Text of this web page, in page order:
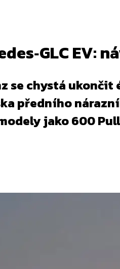
se chystá
předního
jako 600